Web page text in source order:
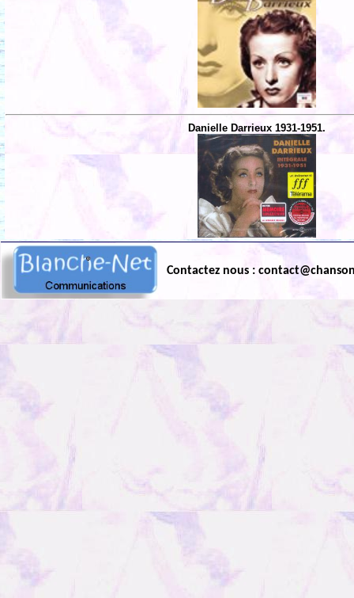
Danielle Darrieux 1931-1951.
Contactez nous :